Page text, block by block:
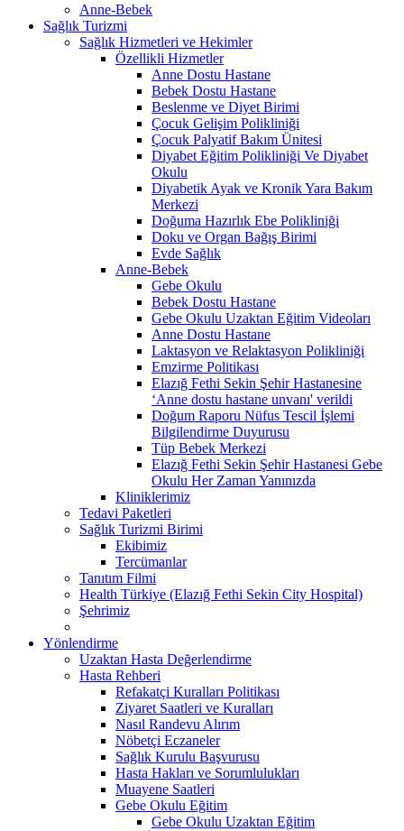
Anne-Bebek
Sağlık Turizmi
Sağlık Hizmetleri ve Hekimler
Özellikli Hizmetler
Anne Dostu Hastane
Bebek Dostu Hastane
Beslenme ve Diyet Birimi
Çocuk Gelişim Polikliniği
Çocuk Palyatif Bakım Ünitesi
Diyabet Eğitim Polikliniği Ve Diyabet
Okulu
Diyabetik Ayak ve Kronik Yara Bakım
Merkezi
Doğuma Hazırlık Ebe Polikliniği
Doku ve Organ Bağış Birimi
Evde Sağlık
Anne-Bebek
Gebe Okulu
Bebek Dostu Hastane
Gebe Okulu Uzaktan Eğitim Videoları
Anne Dostu Hastane
Laktasyon ve Relaktasyon Polikliniği
Emzirme Politikası
Elazığ Fethi Sekin Şehir Hastanesine
‘Anne dostu hastane unvanı' verildi
Doğum Raporu Nüfus Tescil İşlemi
Bilgilendirme Duyurusu
Tüp Bebek Merkezi
Elazığ Fethi Sekin Şehir Hastanesi Gebe
Okulu Her Zaman Yanınızda
Kliniklerimiz
Tedavi Paketleri
Sağlık Turizmi Birimi
Ekibimiz
Tercümanlar
Tanıtım Filmi
Health Türkiye (Elazığ Fethi Sekin City Hospital)
Şehrimiz
Yönlendirme
Uzaktan Hasta Değerlendirme
Hasta Rehberi
Refakatçi Kuralları Politikası
Ziyaret Saatleri ve Kuralları
Nasıl Randevu Alırım
Nöbetçi Eczaneler
Sağlık Kurulu Başvurusu
Hasta Hakları ve Sorumlulukları
Muayene Saatleri
Gebe Okulu Eğitim
Gebe Okulu Uzaktan Eğitim